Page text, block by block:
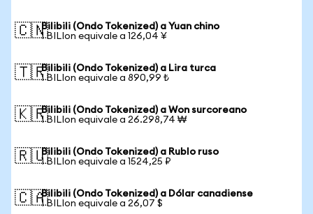
🇨🇳Bilibili (Ondo Tokenized) a Yuan chino
1 BILIon equivale a 126,04 ¥
🇹🇷Bilibili (Ondo Tokenized) a Lira turca
1 BILIon equivale a 890,99 ₺
🇰🇷Bilibili (Ondo Tokenized) a Won surcoreano
1 BILIon equivale a 26.298,74 ₩
🇷🇺Bilibili (Ondo Tokenized) a Rublo ruso
1 BILIon equivale a 1524,25 ₽
🇨🇦Bilibili (Ondo Tokenized) a Dólar canadiense
1 BILIon equivale a 26,07 $